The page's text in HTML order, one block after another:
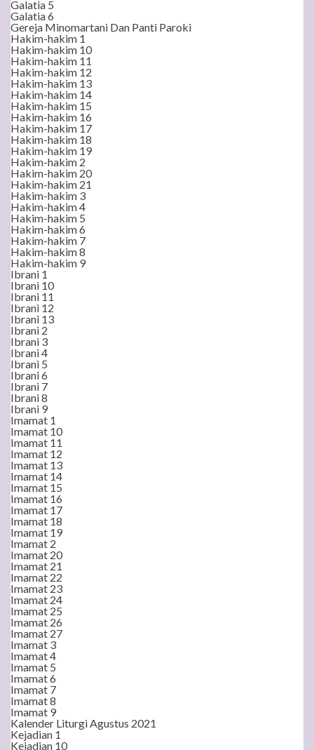
Galatia 5
Galatia 6
Gereja Minomartani Dan Panti Paroki
Hakim-hakim 1
Hakim-hakim 10
Hakim-hakim 11
Hakim-hakim 12
Hakim-hakim 13
Hakim-hakim 14
Hakim-hakim 15
Hakim-hakim 16
Hakim-hakim 17
Hakim-hakim 18
Hakim-hakim 19
Hakim-hakim 2
Hakim-hakim 20
Hakim-hakim 21
Hakim-hakim 3
Hakim-hakim 4
Hakim-hakim 5
Hakim-hakim 6
Hakim-hakim 7
Hakim-hakim 8
Hakim-hakim 9
Ibrani 1
Ibrani 10
Ibrani 11
Ibrani 12
Ibrani 13
Ibrani 2
Ibrani 3
Ibrani 4
Ibrani 5
Ibrani 6
Ibrani 7
Ibrani 8
Ibrani 9
Imamat 1
Imamat 10
Imamat 11
Imamat 12
Imamat 13
Imamat 14
Imamat 15
Imamat 16
Imamat 17
Imamat 18
Imamat 19
Imamat 2
Imamat 20
Imamat 21
Imamat 22
Imamat 23
Imamat 24
Imamat 25
Imamat 26
Imamat 27
Imamat 3
Imamat 4
Imamat 5
Imamat 6
Imamat 7
Imamat 8
Imamat 9
Kalender Liturgi Agustus 2021
Kejadian 1
Kejadian 10